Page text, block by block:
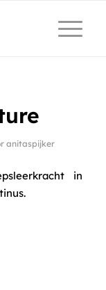
anitaspijker
in